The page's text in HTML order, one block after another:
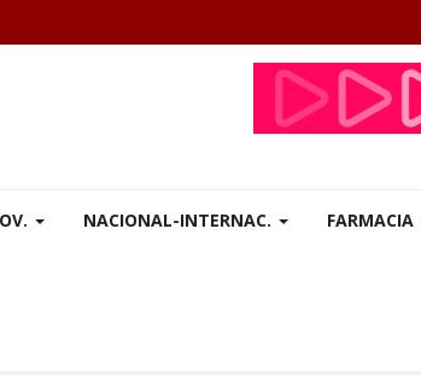
NACIONAL-INTERNAC. FARMACIA